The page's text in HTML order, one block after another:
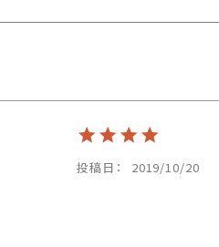
投稿日 2019/10/20